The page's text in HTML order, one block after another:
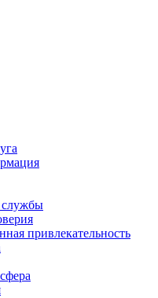
службы
привлекательность